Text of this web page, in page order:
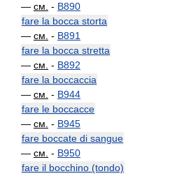
— см. - B890
fare la bocca storta
— см. - B891
fare la bocca stretta
— см. - B892
fare la boccaccia
— см. - B944
fare le boccacce
— см. - B945
fare boccate di sangue
— см. - B950
fare il bocchino (tondo)